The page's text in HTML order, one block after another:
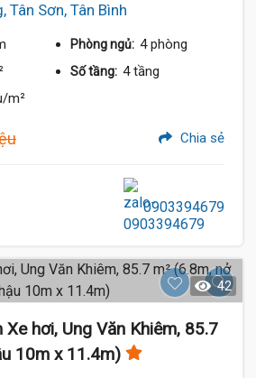
Tân Sơn, Tân Bình
Phòng ngủ: 4 phòng
Số tầng: 4 tầng
m²
Chia sẻ
0903394679
42
Xe hơi, Ung Văn Khiêm, 85.7
10m x 11.4m)